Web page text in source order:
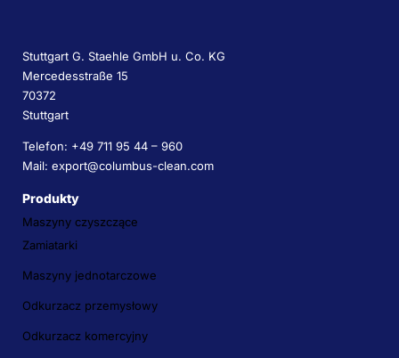
Stuttgart G. Staehle GmbH u. Co. KG
Mercedesstraße 15
70372
Stuttgart
Telefon: +49 711 95 44 – 960
Mail: export@columbus-clean.com
Produkty
Maszyny czyszczące
Zamiatarki
Maszyny jednotarczowe
Odkurzacz przemysłowy
Odkurzacz komercyjny